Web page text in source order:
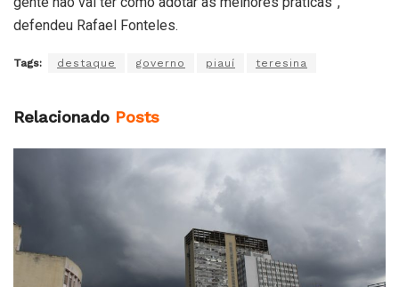
defendeu Rafael Fonteles.
Tags: destaque governo piauí teresina
Relacionado Posts